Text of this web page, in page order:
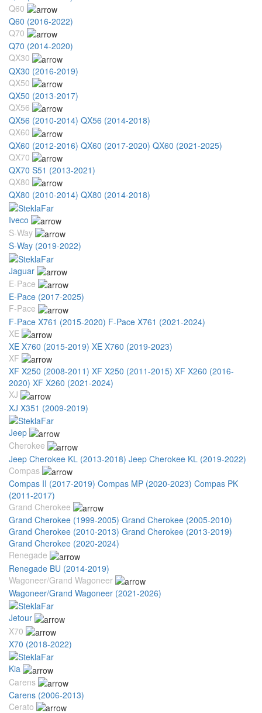
Q60
Q60 (2016-2022)
Q70
Q70 (2014-2020)
QX30
QX30 (2016-2019)
QX50
QX50 (2013-2017)
QX56
QX56 (2010-2014) QX56 (2014-2018)
QX60
QX60 (2012-2016) QX60 (2017-2020) QX60 (2021-2025)
QX70
QX70 S51 (2013-2021)
QX80
QX80 (2010-2014) QX80 (2014-2018)
Iveco
S-Way
S-Way (2019-2022)
Jaguar
E-Pace
E-Pace (2017-2025)
F-Pace
F-Pace X761 (2015-2020) F-Pace X761 (2021-2024)
XE
XE X760 (2015-2019) XE X760 (2019-2023)
XF
XF X250 (2008-2011) XF X250 (2011-2015) XF X260 (2016-
2020) XF X260 (2021-2024)
XJ
XJ X351 (2009-2019)
Jeep
Cherokee
Jeep Cherokee KL (2013-2018) Jeep Cherokee KL (2019-2022)
Compas
Compas II (2017-2019) Compas MP (2020-2023) Compas PK
(2011-2017)
Grand Cherokee
Grand Cherokee (1999-2005) Grand Cherokee (2005-2010)
Grand Cherokee (2010-2013) Grand Cherokee (2013-2019)
Grand Cherokee (2020-2024)
Renegade
Renegade BU (2014-2019)
Wagoneer/Grand Wagoneer
Wagoneer/Grand Wagoneer (2021-2026)
Jetour
X70
X70 (2018-2022)
Kia
Carens
Carens (2006-2013)
Cerato